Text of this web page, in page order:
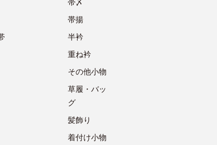
帯〆
帯揚
半衿
重ね衿
その他小物
草履・バッ
グ
髪飾り
着付け小物